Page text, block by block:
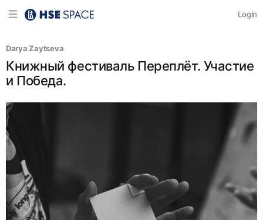
Login
Darya Zaytseva
Книжный фестиваль Переплёт. Участие
и Победа.